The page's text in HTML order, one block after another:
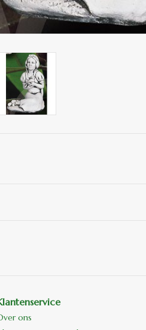
ons